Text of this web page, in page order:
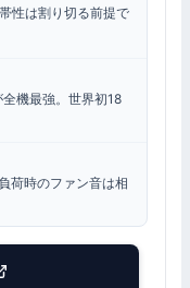
性は割り切る前提で
機最強。世界初18
荷時のファン音は相